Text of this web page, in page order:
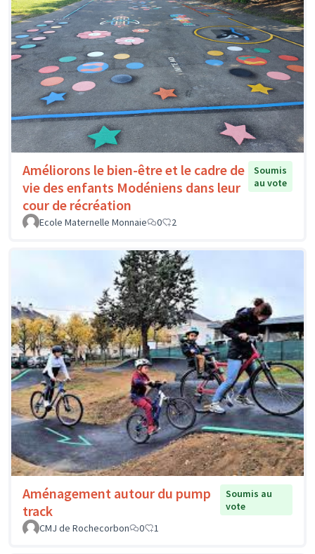
Améliorons le bien-être et le cadre de
vie des enfants Modéniens dans leur
cour de récréation
Soumis
au vote
Ecole Maternelle Monnaie 0 2
Aménagement autour du pump
track
Soumis au
vote
CMJ de Rochecorbon
0 1